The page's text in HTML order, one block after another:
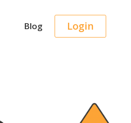
Blog Login